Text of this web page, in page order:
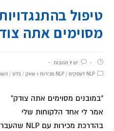
טיפול
מסוימים אתה
יש 9 תגובות
NLP לעסקים
/NLP מכירות ו שווק / בלוג /
"במובנים מסוימים אתה צודק"
אמר לי אחד הלקוחות שלי
בהדרכת מכירות עם NLP שהעברתי